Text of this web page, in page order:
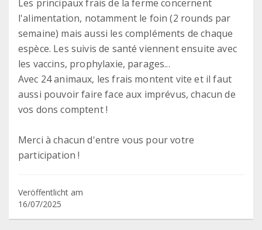
Les principaux frais de la ferme concernent
l'alimentation, notamment le foin (2 rounds par
semaine) mais aussi les compléments de chaque
espèce. Les suivis de santé viennent ensuite avec
les vaccins, prophylaxie, parages...
Avec 24 animaux, les frais montent vite et il faut
aussi pouvoir faire face aux imprévus, chacun de
vos dons comptent !
Merci à chacun d'entre vous pour votre
participation !
Veröffentlicht am
16/07/2025